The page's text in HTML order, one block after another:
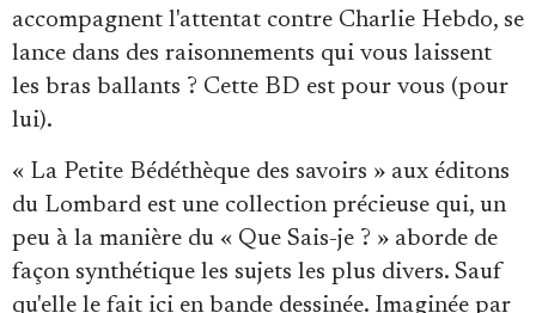
accompagnent l'attentat contre Charlie Hebdo, se
lance dans des raisonnements qui vous laissent
les bras ballants ? Cette BD est pour vous (pour
lui).
« La Petite Bédéthèque des savoirs » aux éditons
du Lombard est une collection précieuse qui, un
peu à la manière du « Que Sais-je ? » aborde de
façon synthétique les sujets les plus divers. Sauf
qu'elle le fait ici en bande dessinée. Imaginée par